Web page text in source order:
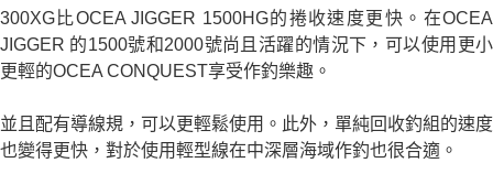
300XG比OCEA JIGGER 1500HG的捲收速度更快。在OCEA
JIGGER 的1500號和2000號尚且活躍的情況下，可以使用更小
更輕的OCEA CONQUEST享受作釣樂趣。
並且配有導線規，可以更輕鬆使用。此外，單純回收釣組的速度
也變得更快，對於使用輕型線在中深層海域作釣也很合適。